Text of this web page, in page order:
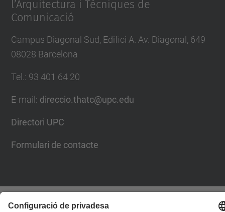
l’Arquitectura i Tècniques de
Comunicació
Campus Diagonal Sud, Edifici A. Av. Diagonal, 649
08028 Barcelona
Tel. : 93 401 64 20
E-mail: direccio.thatc@upc.edu
Directori UPC
Formulari de contacte
© UPC
Departament de Teoria i Història de l'Arquitectura i